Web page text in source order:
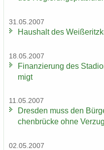
31.05.2007
Haus­halt des
18.05.2007
Fi­nan­zie­rung des
migt
11.05.2007
Dres­den muss den
chen­brü­cke ohne
02.05.2007